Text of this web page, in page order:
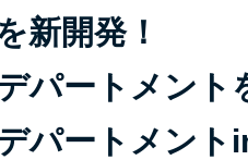
新開発！
パートメント
パートメント